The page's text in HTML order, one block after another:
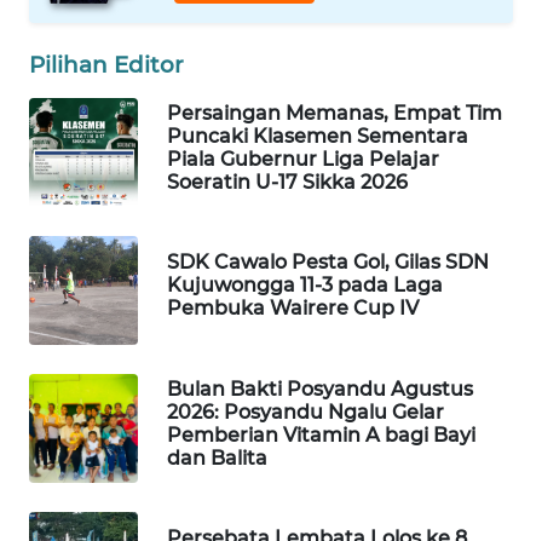
Pilihan Editor
Persaingan Memanas, Empat Tim
Puncaki Klasemen Sementara
Piala Gubernur Liga Pelajar
Soeratin U-17 Sikka 2026
SDK Cawalo Pesta Gol, Gilas SDN
Kujuwongga 11-3 pada Laga
Pembuka Wairere Cup IV
Bulan Bakti Posyandu Agustus
2026: Posyandu Ngalu Gelar
Pemberian Vitamin A bagi Bayi
dan Balita
Wahana
Network
KONSUMEN
LISTRIK
KELISTRIKAN
WALINKI
ID
MAWAKA
ID
NET